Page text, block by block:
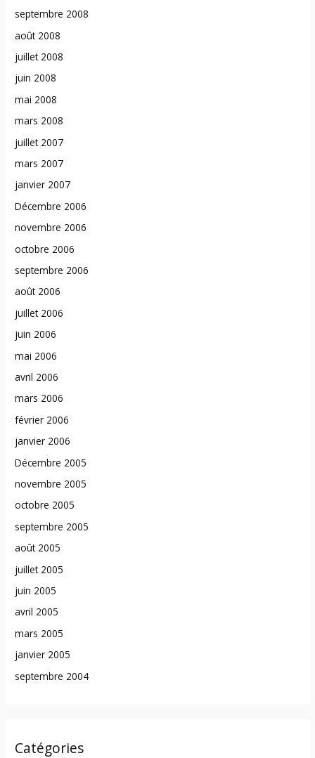
septembre 2008
août 2008
juillet 2008
juin 2008
mai 2008
mars 2008
juillet 2007
mars 2007
janvier 2007
Décembre 2006
novembre 2006
octobre 2006
septembre 2006
août 2006
juillet 2006
juin 2006
mai 2006
avril 2006
mars 2006
février 2006
janvier 2006
Décembre 2005
novembre 2005
octobre 2005
septembre 2005
août 2005
juillet 2005
juin 2005
avril 2005
mars 2005
janvier 2005
septembre 2004
Catégories